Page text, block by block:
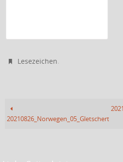
Lesezeichen.